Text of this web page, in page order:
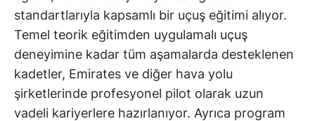
standartlarıyla kapsamlı bir uçuş eğitimi alıyor.
Temel teorik eğitimden uygulamalı uçuş
deneyimine kadar tüm aşamalarda desteklenen
kadetler, Emirates ve diğer hava yolu
şirketlerinde profesyonel pilot olarak uzun
vadeli kariyerlere hazırlanıyor. Ayrıca program